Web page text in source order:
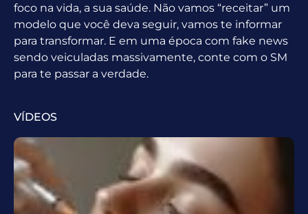
foco na vida, a sua saúde. Não vamos “receitar” um
modelo que você deva seguir, vamos te informar
para transformar. E em uma época com fake news
sendo veiculadas massivamente, conte com o SM
para te passar a verdade.
VÍDEOS